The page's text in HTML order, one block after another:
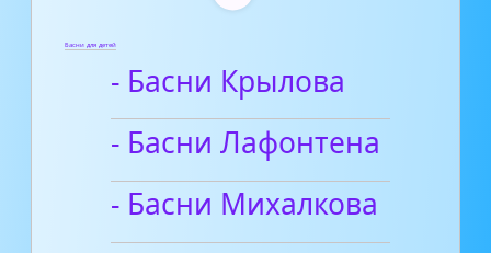
Басни для детей
- Басни Крылова
- Басни Лафонтена
- Басни Михалкова